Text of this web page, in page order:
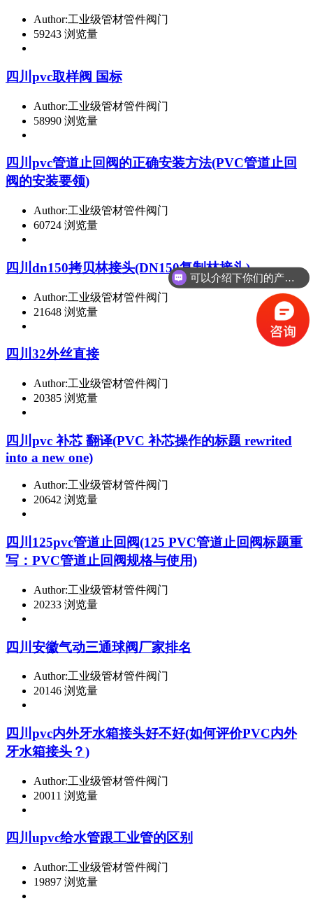
Author:工业级管材管件阀门
59243 浏览量
四川pvc取样阀 国标
Author:工业级管材管件阀门
58990 浏览量
四川pvc管道止回阀的正确安装方法(PVC管道止回
阀的安装要领)
Author:工业级管材管件阀门
60724 浏览量
四川dn150拷贝林接头(DN150复制林接头)
Author:工业级管材管件阀门
21648 浏览量
四川32外丝直接
Author:工业级管材管件阀门
20385 浏览量
四川pvc 补芯 翻译(PVC 补芯操作的标题 rewrited
into a new one)
Author:工业级管材管件阀门
20642 浏览量
四川125pvc管道止回阀(125 PVC管道止回阀标题重
写：PVC管道止回阀规格与使用)
Author:工业级管材管件阀门
20233 浏览量
四川安徽气动三通球阀厂家排名
Author:工业级管材管件阀门
20146 浏览量
四川pvc内外牙水箱接头好不好(如何评价PVC内外
牙水箱接头？)
Author:工业级管材管件阀门
20011 浏览量
四川upvc给水管跟工业管的区别
Author:工业级管材管件阀门
19897 浏览量
可以介绍下你们的产品么